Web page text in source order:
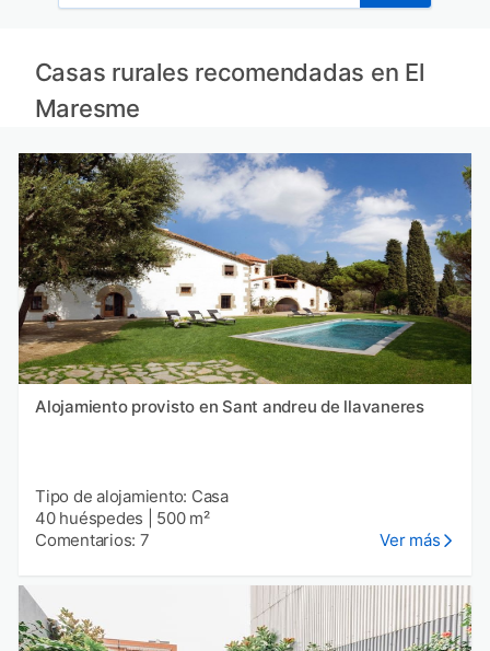
Casas rurales recomendadas en El
Maresme
Alojamiento provisto en Sant andreu de llavaneres
Tipo de alojamiento: Casa
40 huéspedes
500 m²
Comentarios: 7
Ver más